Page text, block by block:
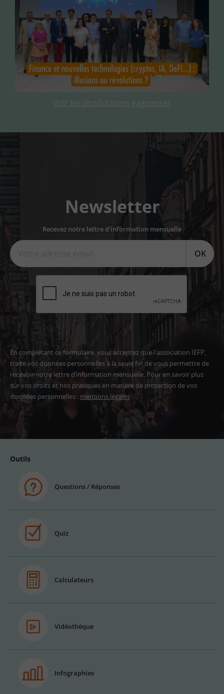
Voir les productions gagnantes
Newsletter
Recevez notre lettre d'information mensuelle
OK
En complétant ce formulaire, vous acceptez que l'association IEFP,
traite vos données personnelles à la seule fin de vous permettre de
recevoir notre lettre d’information mensuelle. Pour en savoir plus
sur vos droits et nos pratiques en matière de protection de vos
données personnelles : mentions légales
Outils
Questions / Réponses
Quiz
Calculateurs
Vidéothèque
Infographies